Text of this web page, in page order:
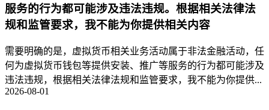
服务的行为都可能涉及违法违规。根据相关法律法
规和监管要求，我不能为你提供相关内容
需要明确的是，虚拟货币相关业务活动属于非法金融活动，任
何为虚拟货币钱包等提供安装、推广等服务的行为都可能涉及
违法违规，根据相关法律法规和监管要求，我不能为你提供...
2026-08-01